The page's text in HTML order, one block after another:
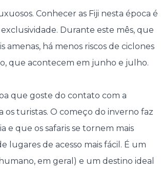
Conhecer as Fiji nesta época é
Durante este mês, que
há menos riscos de ciclones
que acontecem em junho e julho.
que goste do contato com a
turistas. O começo do inverno faz
que os safaris se tornem mais
lugares de acesso mais fácil. É um
em geral) e um destino ideal